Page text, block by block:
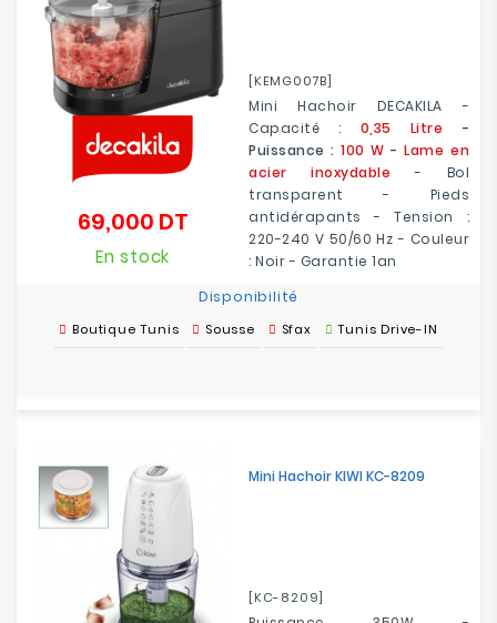
[KEMG007B]
Mini Hachoir DECAKILA -
Capacité : 0,35 Litre -
Puissance :100 W -Lame en
acier inoxydable
- Bol
transparent - Pieds
antidérapants - Tension :
220-240 V 50/60 Hz - Couleur
: Noir - Garantie 1an
69,000 DTPrix
En stock
Disponibilité
Boutique Tunis Sousse Sfax Tunis Drive-IN
Mini Hachoir KIWI KC-8209
[KC-8209]